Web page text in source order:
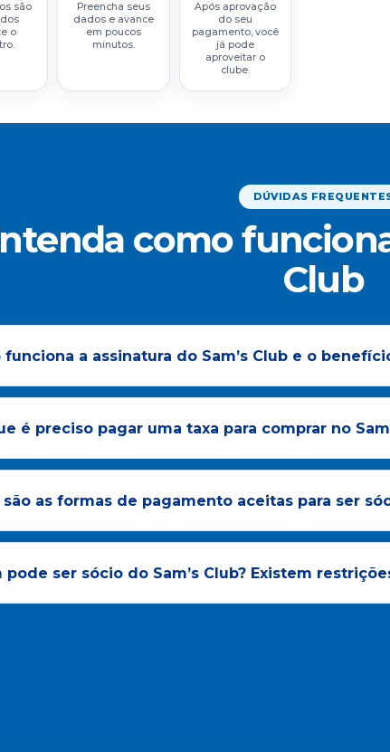
são
o
Preencha seus
dados e avance
em poucos
minutos.
Após aprovação
do seu
pagamento, você
já pode
aproveitar o
clube.
DÚVIDAS
como
Club
funciona a assinatura do Sam’s Club e o
é preciso pagar uma taxa para comprar no
são as formas de pagamento aceitas para ser
pode ser sócio do Sam’s Club? Existem